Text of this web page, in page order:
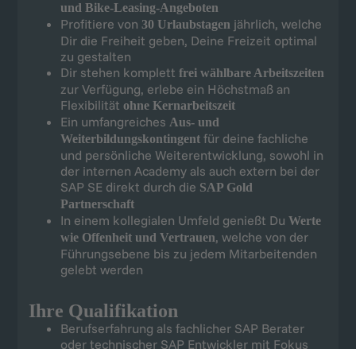
und Bike-Leasing-Angeboten
Profitiere von 30 Urlaubstagen jährlich, welche
Dir die Freiheit geben, Deine Freizeit optimal
zu gestalten
Dir stehen komplett frei wählbare Arbeitszeiten
zur Verfügung, erlebe ein Höchstmaß an
Flexibilität ohne Kernarbeitszeit
Ein umfangreiches Aus- und
Weiterbildungskontingent für deine fachliche
und persönliche Weiterentwicklung, sowohl in
der internen Academy als auch extern bei der
SAP SE direkt durch die SAP Gold
Partnerschaft
In einem kollegialen Umfeld genießt Du Werte
wie Offenheit und Vertrauen, welche von der
Führungsebene bis zu jedem Mitarbeitenden
gelebt werden
Ihre Qualifikation
Berufserfahrung als fachlicher SAP Berater
oder technischer SAP Entwickler mit Fokus